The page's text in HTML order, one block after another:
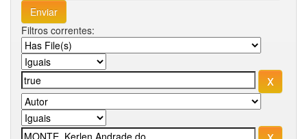
Filtros correntes: